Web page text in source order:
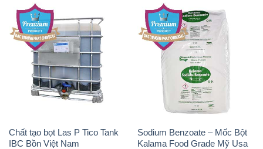
Chất tạo bọt Las P Tico Tank
IBC Bồn Việt Nam
Sodium Benzoate – Mốc Bột
Kalama Food Grade Mỹ Usa